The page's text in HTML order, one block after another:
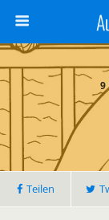
9
Teilen